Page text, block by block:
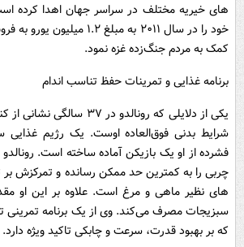
های خیریه مختلف در سراسر جهان اهدا کرده
خود را در سال ۲۰۱۱ به مبلغ
کمک به مردم جنگ‌زده غزه نمود.
برنامه غذایی و تمرینات حفظ تناسب اندام
یکی از دلایلی که رونالدو در
شرایط بدنی فوق‌العاده‌ اوست. یک رژیم غذایی
فشرده از او یک بازیکن آماده ساخته است.
چربی را به کمترین حد ممکن رسانده و تمرکزش بر
های نظیر ماهی و مرغ است. علاوه بر این او
سبزیجات مصرف می‌کند. وی از یک برنامه
که بر بهبود قدرت، سرعت و چابکی تاکید ویژه دارد.